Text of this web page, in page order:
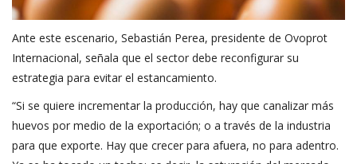
Ante este escenario, Sebastián Perea, presidente de Ovoprot
Internacional, señala que el sector debe reconfigurar su
estrategia para evitar el estancamiento.
“Si se quiere incrementar la producción, hay que canalizar más
huevos por medio de la exportación; o a través de la industria
para que exporte. Hay que crecer para afuera, no para adentro.